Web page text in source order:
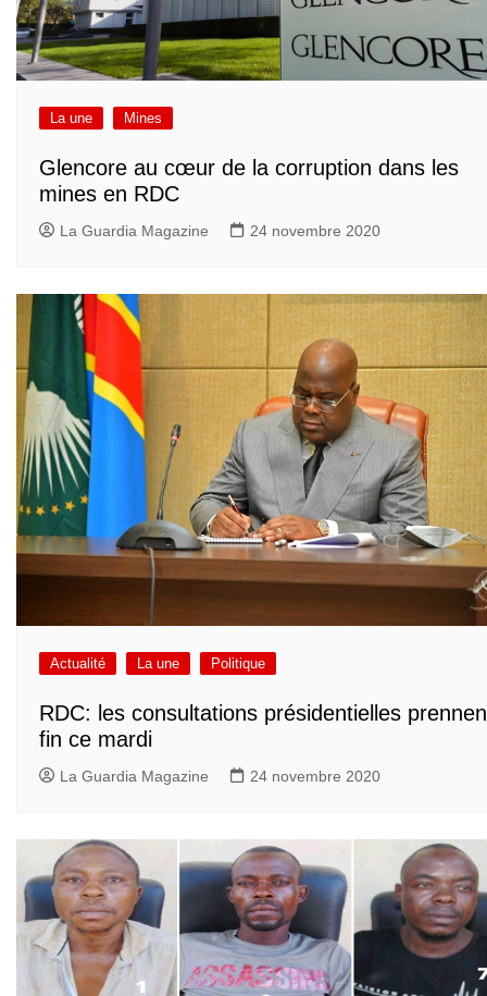
La une Mines
Glencore au cœur de la corruption dans les
mines en RDC
La Guardia Magazine 24 novembre 2020
Actualité La une Politique
RDC: les consultations présidentielles
fin ce mardi
La Guardia Magazine 24 novembre 2020